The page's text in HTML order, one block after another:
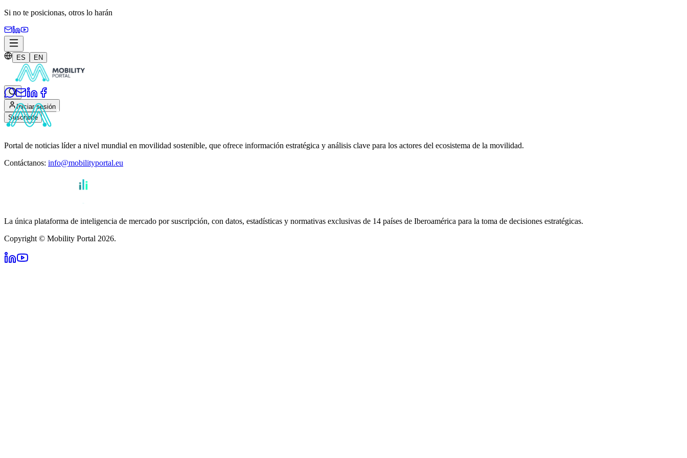
Si no te posicionas, otros lo harán
ES EN
Iniciar sesión
Suscribite
Portal de noticias líder a nivel mundial en movilidad sostenible, que ofrece información estratégica y análisis clave para los actores del ecosistema de la movilidad.
Contáctanos: info@mobilityportal.eu
La única plataforma de inteligencia de mercado por suscripción, con datos, estadísticas y normativas exclusivas de 14 países de Iberoamérica para la toma de decisiones estratégicas.
Copyright © Mobility Portal 2026.